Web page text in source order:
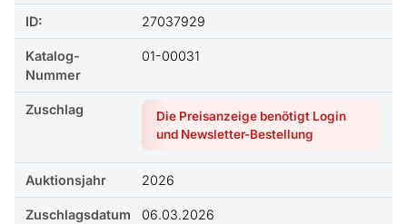
ID: 27037929
Katalog-
Nummer
01-00031
Zuschlag
Die Preisanzeige benötigt Login
und Newsletter-Bestellung
Auktionsjahr 2026
Zuschlagsdatum 06.03.2026